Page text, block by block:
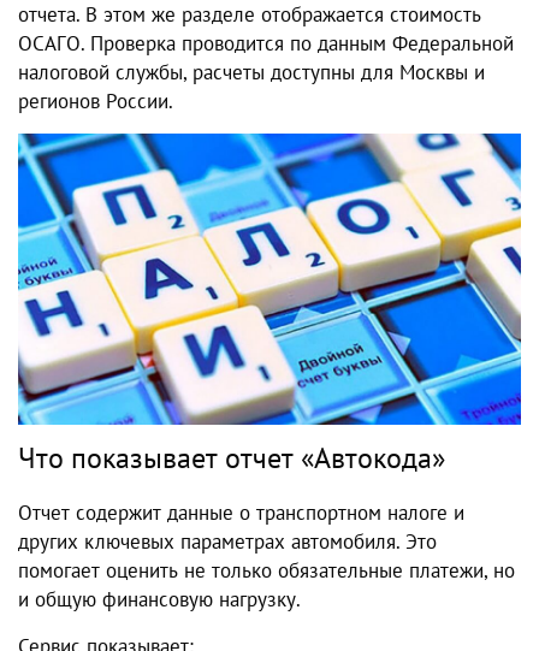
отчета. В этом же разделе отображается стоимость
ОСАГО. Проверка проводится по данным Федеральной
налоговой службы, расчеты доступны для Москвы и
регионов России.
Что показывает отчет «Автокода»
Отчет содержит данные о транспортном налоге и
других ключевых параметрах автомобиля. Это
помогает оценить не только обязательные платежи, но
и общую финансовую нагрузку.
Сервис показывает: